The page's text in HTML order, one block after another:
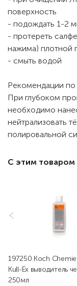
поверхность
- подождать 1-2
- протереть
нажима) плотной
- смыть водой
Рекомендации
При глубоком
необходимо
нейтрализовать
полировальной
С этим товаром
197250 Koch
Kull-Ex выводитель
250мл